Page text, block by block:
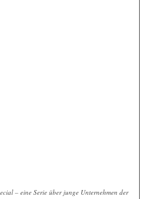
– eine Serie über junge Unternehmen der